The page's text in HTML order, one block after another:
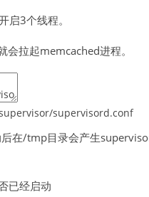
启3个线程。
会拉起memcached进程。
/supervisord.conf
在/tmp目录会产生
已经启动